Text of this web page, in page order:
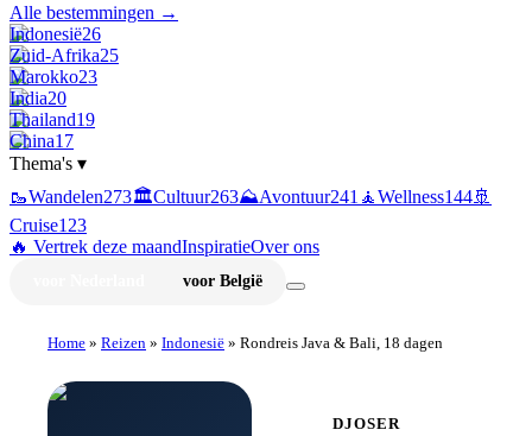
Alle bestemmingen →
Indonesië26
Zuid-Afrika25
Marokko23
India20
Thailand19
China17
Thema's ▾
🥾Wandelen273🏛️Cultuur263⛰️Avontuur241 🧘Wellness144🚢
Cruise123
🔥 Vertrek deze maandInspiratieOver ons
voor België
Home » Reizen » Indonesië » Rondreis Java & Bali, 18 dagen
DJOSER